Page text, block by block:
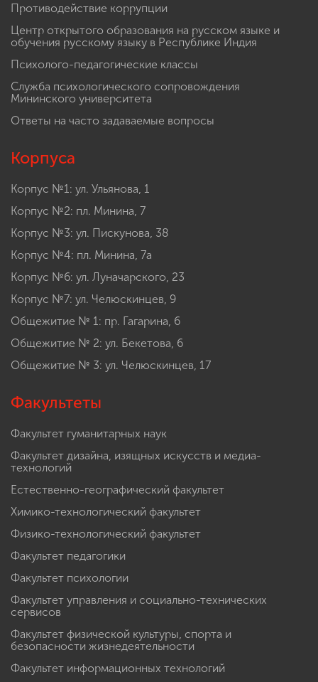
Противодействие коррупции
Центр открытого образования на русском языке и
обучения русскому языку в Республике Индия
Психолого-педагогические классы
Служба психологического сопровождения
Мининского университета
Ответы на часто задаваемые вопросы
Корпуса
Корпус №1: ул. Ульянова, 1
Корпус №2: пл. Минина, 7
Корпус №3: ул. Пискунова, 38
Корпус №4: пл. Минина, 7а
Корпус №6: ул. Луначарского, 23
Корпус №7: ул. Челюскинцев, 9
Общежитие № 1: пр. Гагарина, 6
Общежитие № 2: ул. Бекетова, 6
Общежитие № 3: ул. Челюскинцев, 17
Факультеты
Факультет гуманитарных наук
Факультет дизайна, изящных искусств и медиа-
технологий
Естественно-географический факультет
Химико-технологический факультет
Физико-технологический факультет
Факультет педагогики
Факультет психологии
Факультет управления и социально-технических
сервисов
Факультет физической культуры, спорта и
безопасности жизнедеятельности
Факультет информационных технологий